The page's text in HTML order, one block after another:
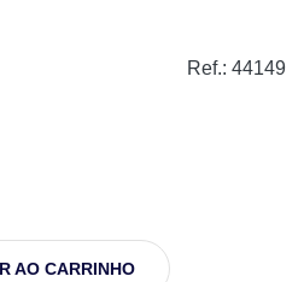
Ref.: 44149
AO CARRINHO